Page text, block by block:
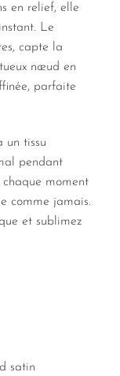
en relief, elle
Le
capte la
nœud en
parfaite
un tissu
pendant
moment
comme jamais.
et sublimez
satin